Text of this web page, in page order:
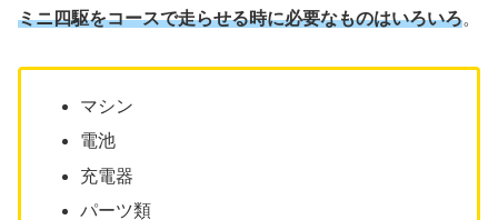
ミニ四駆をコースで走らせる時に必要なものはいろいろ。
マシン
電池
充電器
パーツ類